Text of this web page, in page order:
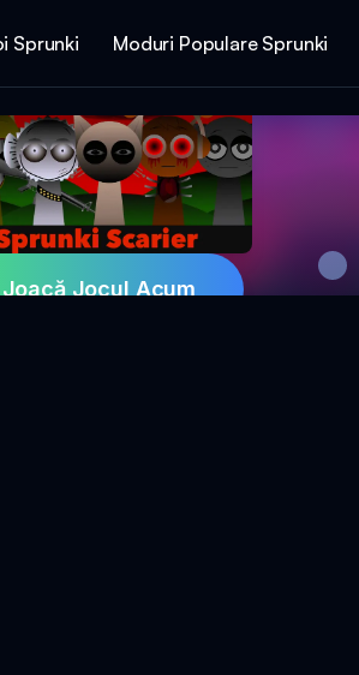
Sprunki Moduri Populare Sprunki
Joacă Jocul Acum